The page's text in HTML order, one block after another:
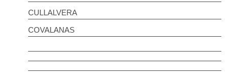
CULLALVERA
COVALANAS